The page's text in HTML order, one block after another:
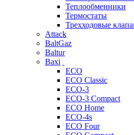
Теплообменники
Термостаты
Трехходовые
Attack
BaltGaz
Baltur
Baxi
ECO
ECO Classic
ECO-3
ECO-3 Compact
ECO Home
ECO-4s
ECO Four